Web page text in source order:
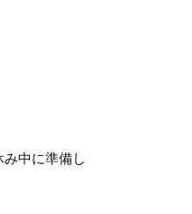
中に準備し